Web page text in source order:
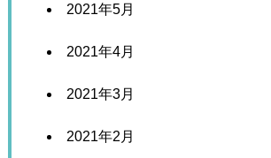
2021年5月
2021年4月
2021年3月
2021年2月